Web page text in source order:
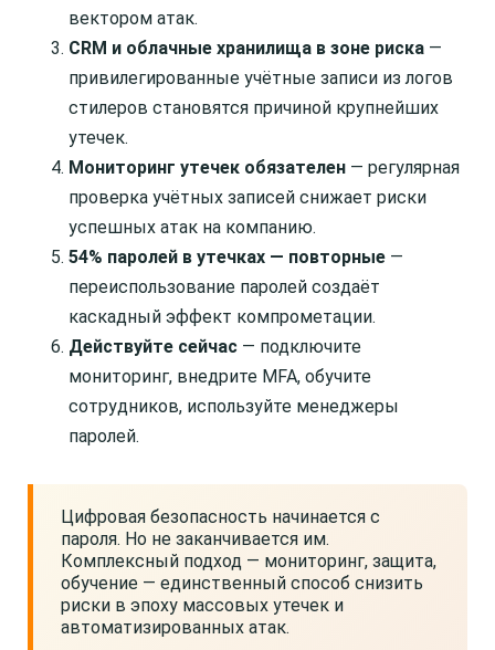
вектором атак.
CRM и облачные хранилища в зоне риска —
привилегированные учётные записи из логов
стилеров становятся причиной крупнейших
утечек.
Мониторинг утечек обязателен — регулярная
проверка учётных записей снижает риски
успешных атак на компанию.
54% паролей в утечках — повторные —
переиспользование паролей создаёт
каскадный эффект компрометации.
Действуйте сейчас — подключите
мониторинг, внедрите MFA, обучите
сотрудников, используйте менеджеры
паролей.
Цифровая безопасность начинается с
пароля. Но не заканчивается им.
Комплексный подход — мониторинг, защита,
обучение — единственный способ снизить
риски в эпоху массовых утечек и
автоматизированных атак.